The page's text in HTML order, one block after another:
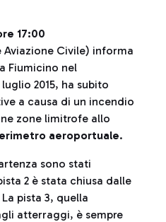
17:00
Aviazione Civile) informa
Fiumicino nel
2015, ha subito
a causa di un incendio
zone limitrofe allo
aeroportuale.
sono stati
2 è stata chiusa dalle
La pista 3, quella
atterraggi, è sempre